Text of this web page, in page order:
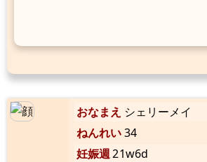
おなまえ シェリーメイ
ねんれい34
妊娠週21w6d